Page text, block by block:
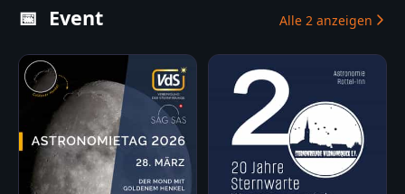
📅 Event Alle 2 anzeigen